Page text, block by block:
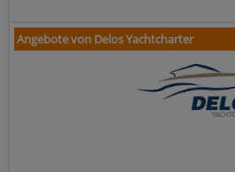
Angebote von Delos Yachtcharter